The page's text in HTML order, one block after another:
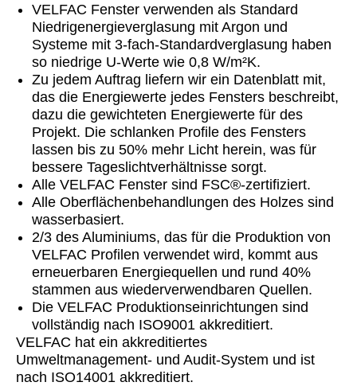
VELFAC Fenster verwenden als Standard
Niedrigenergieverglasung mit Argon und
Systeme mit 3-fach-Standardverglasung haben
so niedrige U-Werte wie 0,8 W/m²K.
Zu jedem Auftrag liefern wir ein Datenblatt mit,
das die Energiewerte jedes Fensters beschreibt,
dazu die gewichteten Energiewerte für des
Projekt. Die schlanken Profile des Fensters
lassen bis zu 50% mehr Licht herein, was für
bessere Tageslichtverhältnisse sorgt.
Alle VELFAC Fenster sind FSC®-zertifiziert.
Alle Oberflächenbehandlungen des Holzes sind
wasserbasiert.
2/3 des Aluminiums, das für die Produktion von
VELFAC Profilen verwendet wird, kommt aus
erneuerbaren Energiequellen und rund 40%
stammen aus wiederverwendbaren Quellen.
Die VELFAC Produktionseinrichtungen sind
vollständig nach ISO9001 akkreditiert.
VELFAC hat ein akkreditiertes
Umweltmanagement- und Audit-System und ist
nach ISO14001 akkreditiert.